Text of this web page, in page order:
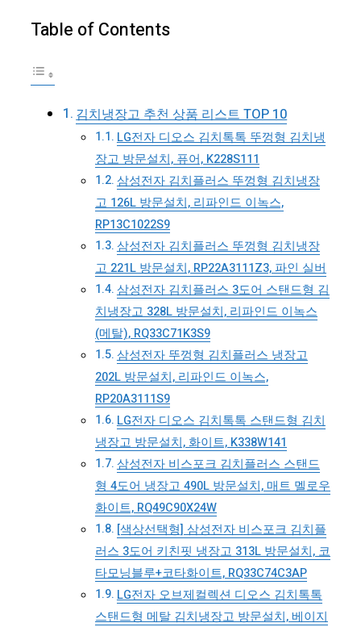
Table of Contents
김치냉장고 추천 상품 리스트 TOP 10
LG전자 디오스 김치톡톡 뚜껑형 김치냉
장고 방문설치, 퓨어, K228S111
삼성전자 김치플러스 뚜껑형 김치냉장
고 126L 방문설치, 리파인드 이녹스,
RP13C1022S9
삼성전자 김치플러스 뚜껑형 김치냉장
고 221L 방문설치, RP22A3111Z3, 파인 실버
삼성전자 김치플러스 3도어 스탠드형 김
치냉장고 328L 방문설치, 리파인드 이녹스
(메탈), RQ33C71K3S9
삼성전자 뚜껑형 김치플러스 냉장고
202L 방문설치, 리파인드 이녹스,
RP20A3111S9
LG전자 디오스 김치톡톡 스탠드형 김치
냉장고 방문설치, 화이트, K338W141
삼성전자 비스포크 김치플러스 스탠드
형 4도어 냉장고 490L 방문설치, 매트 멜로우
화이트, RQ49C90X24W
[색상선택형] 삼성전자 비스포크 김치플
러스 3도어 키친핏 냉장고 313L 방문설치, 코
타모닝블루+코타화이트, RQ33C74C3AP
LG전자 오브제컬렉션 디오스 김치톡톡
스탠드형 메탈 김치냉장고 방문설치, 베이지